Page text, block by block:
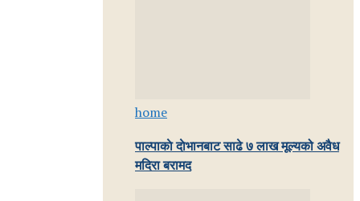
home
पाल्पाकाे दाेभानबाट साढे ७ लाख मूल्यको अवैध
मदिरा बरामद